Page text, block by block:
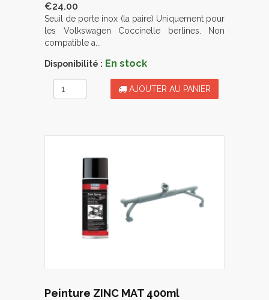
€24.00
Seuil de porte inox (la paire) Uniquement pour
les Volkswagen Coccinelle berlines. Non
compatible a...
Disponibilité : En stock
AJOUTER AU PANIER
Peinture ZINC MAT 400ml